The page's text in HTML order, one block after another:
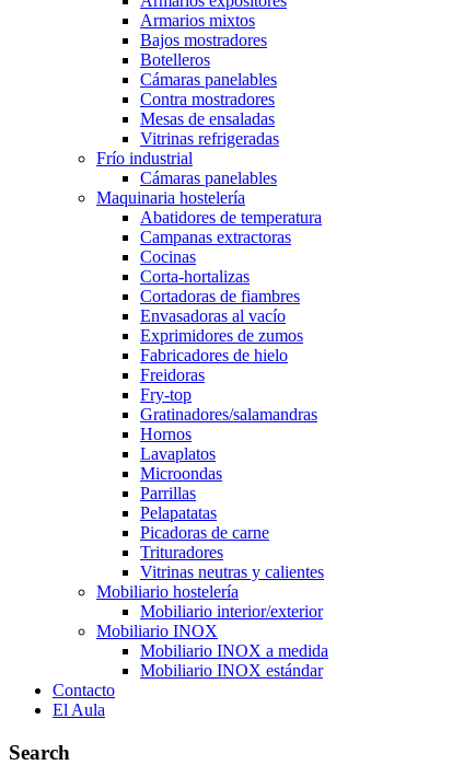
Armarios mixtos
Bajos mostradores
Botelleros
Cámaras panelables
Contra mostradores
Mesas de ensaladas
Vitrinas refrigeradas
Frío industrial
Cámaras panelables
Maquinaria hostelería
Abatidores de temperatura
Campanas extractoras
Cocinas
Corta-hortalizas
Cortadoras de fiambres
Envasadoras al vacío
Exprimidores de zumos
Fabricadores de hielo
Freidoras
Fry-top
Gratinadores/salamandras
Hornos
Lavaplatos
Microondas
Parrillas
Pelapatatas
Picadoras de carne
Trituradores
Vitrinas neutras y calientes
Mobiliario hostelería
Mobiliario interior/exterior
Mobiliario INOX
Mobiliario INOX a medida
Mobiliario INOX estándar
Contacto
El Aula
Search